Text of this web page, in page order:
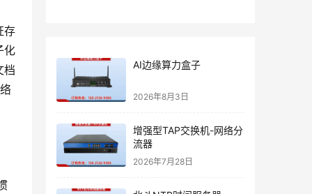
存
化
档
AI边缘算力盒子
2026年8月3日
增强型TAP交换机-网络分
流器
2026年7月28日